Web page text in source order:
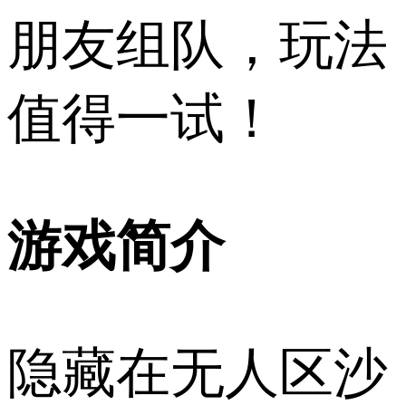
朋友组队，玩法
值得一试！
游戏简介
隐藏在无人区沙